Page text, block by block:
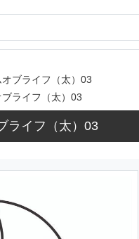
ブライフ（太）03
ライフ（太）03
ライフ（太）03